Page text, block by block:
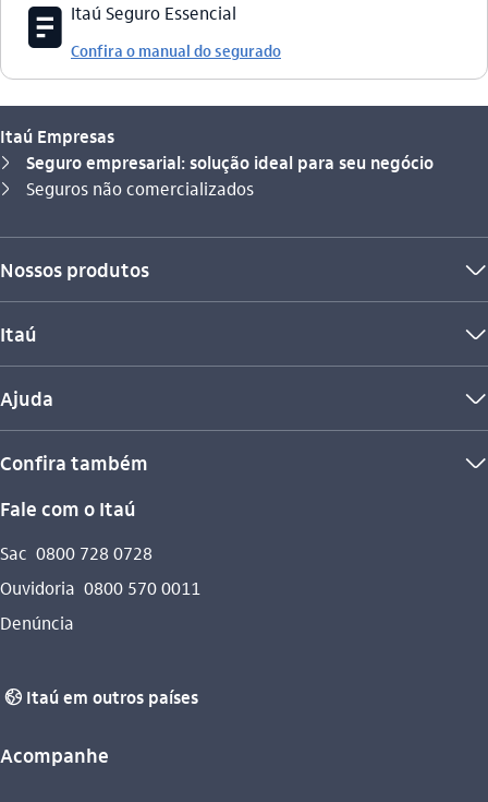
icon-itaufonts_documento Itaú Seguro Essencial
Confira o manual do segurado
Itaú Empresas
seta_direita Seguro empresarial: solução ideal para seu negócio
seta_direita
Você está aqui:
Seguros não comercializados
Nossos produtos seta_baixo
Itaú seta_baixo
Ajuda seta_baixo
Confira também seta_baixo
Fale com o Itaú
Sac 0800 728 0728
Ouvidoria 0800 570 0011
Denúncia
globo_outline Itaú em outros países
Acompanhe